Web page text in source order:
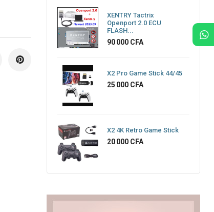
XENTRY Tactrix
Openport 2.0 ECU
FLASH...
Prix
90 000 CFA
X2 Pro Game Stick 44/45
Prix
25 000 CFA
X2 4K Retro Game Stick
Prix
20 000 CFA